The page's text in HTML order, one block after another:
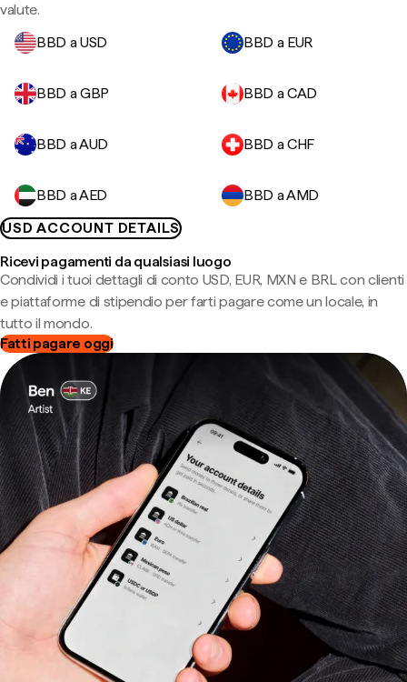
valute.
BBD a USD
BBD a EUR
BBD a GBP BBD a CAD
BBD a AUD BBD a CHF
BBD a AED
BBD a AMD
USD ACCOUNT DETAILS
Ricevi pagamenti da qualsiasi luogo
Condividi i tuoi dettagli di conto USD, EUR, MXN e BRL con clienti
e piattaforme di stipendio per farti pagare come un locale, in
tutto il mondo.
Fatti pagare oggi